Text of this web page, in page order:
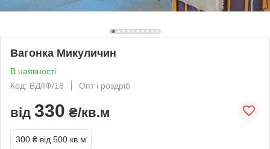
Вагонка Микуличин
В наявності
Код: ВД/ІФ/18
Опт і роздріб
від 330 ₴/кв.м
300 ₴ від 500 кв.м